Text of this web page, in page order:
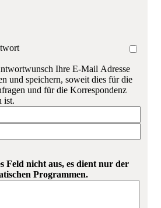
Ihre E-Mail Adresse
und speichern, soweit dies für die
und für die Korrespondenz
ist.
Feld nicht aus, es dient nur der
Programmen.